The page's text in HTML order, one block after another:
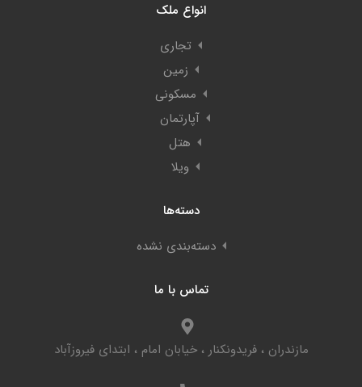
انواع ملک
تجاری
زمین
مسکونی
آپارتمان
هتل
ویلا
دسته‌ها
دسته‌بندی نشده
تماس با ما
مازندران ، فریدونکنار ، خیابان امام ، ابتدای فیروزآباد